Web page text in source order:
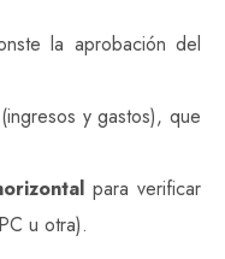
la aprobación del
y gastos), que
para verificar
u otra).